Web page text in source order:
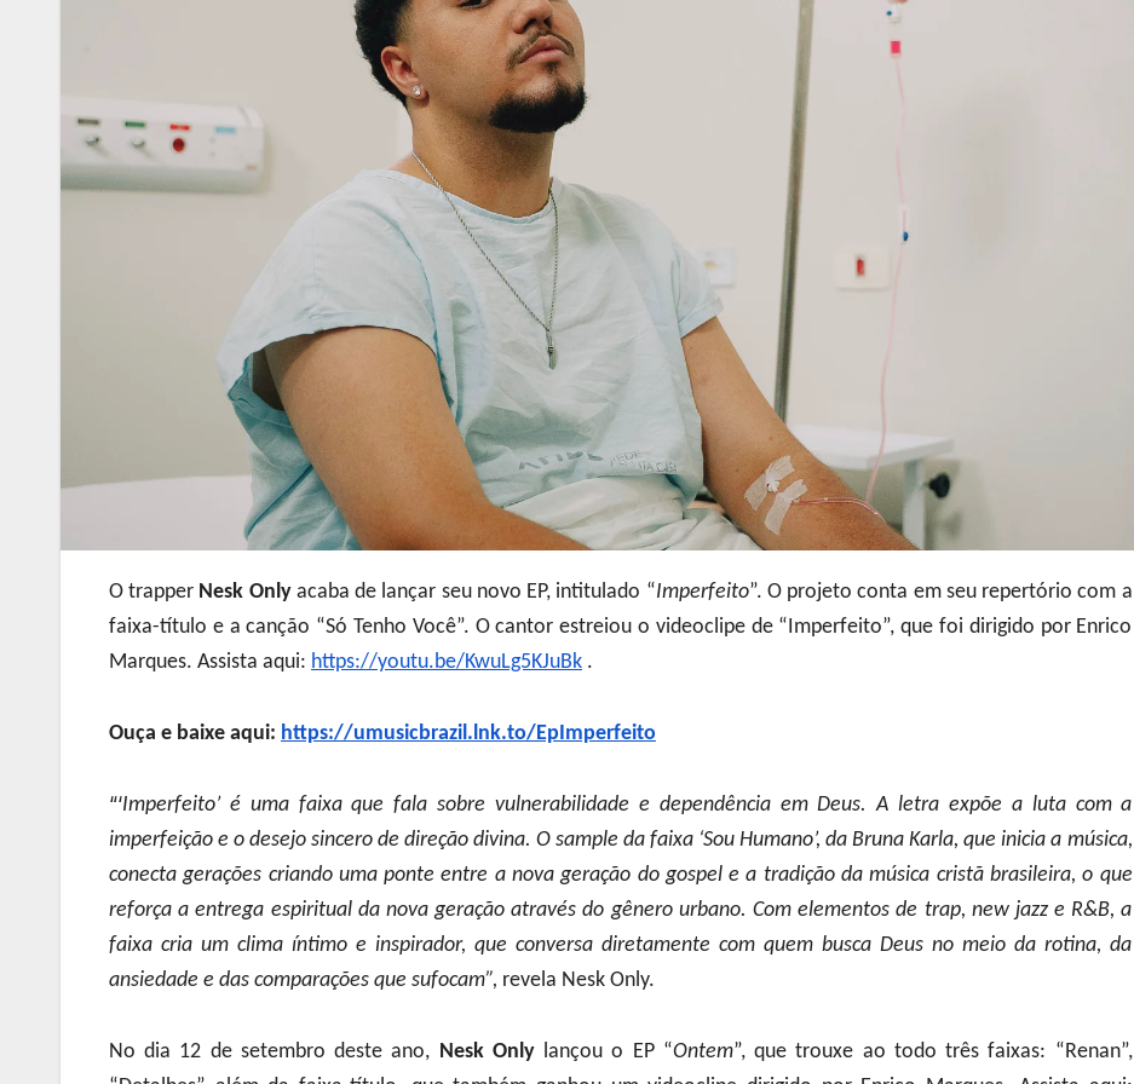
O trapper Nesk Onlyacaba de lançar seu novo EP, intitulado “Imperfeito”. O projeto conta em seu repertório com a
faixa-título e a canção “Só Tenho Você”. O cantor estreiou o videoclipe de “Imperfeito”, que foi dirigido por Enrico
Marques. Assista aqui: https://youtu.be/KwuLg5KJuBk .
Ouça e baixe aqui: https://umusicbrazil.lnk.to/EpImperfeito
“‘Imperfeito’ é uma faixa que fala sobre vulnerabilidade e dependência em Deus. A letra expõe a luta com a
imperfeição e o desejo sincero de direção divina. O sample da faixa ‘Sou Humano’, da Bruna Karla, que inicia a música,
conecta gerações criando uma ponte entre a nova geração do gospel e a tradição da música cristã brasileira, o que
reforça a entrega espiritual da nova geração através do gênero urbano. Com elementos de trap, new jazz e R&B, a
faixa cria um clima íntimo e inspirador, que conversa diretamente com quem busca Deus no meio da rotina, da
ansiedade e das comparações que sufocam”, revela Nesk Only.
No dia 12 de setembro deste ano, Nesk Onlylançou o EP “Ontem”, que trouxe ao todo três faixas: “Renan”,